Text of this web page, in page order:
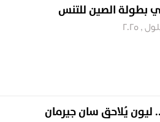
بطولة الصين للتنس
ليون يُلاحق سان جيرمان